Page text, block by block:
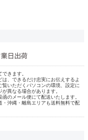
きます。
、できるだけ忠実にお伝えするよ
覧いただくパソコンの環境、設定に
異なる場合があります。
のメール便にて配送いたします。
沖縄・離島エリアも送料無料で配